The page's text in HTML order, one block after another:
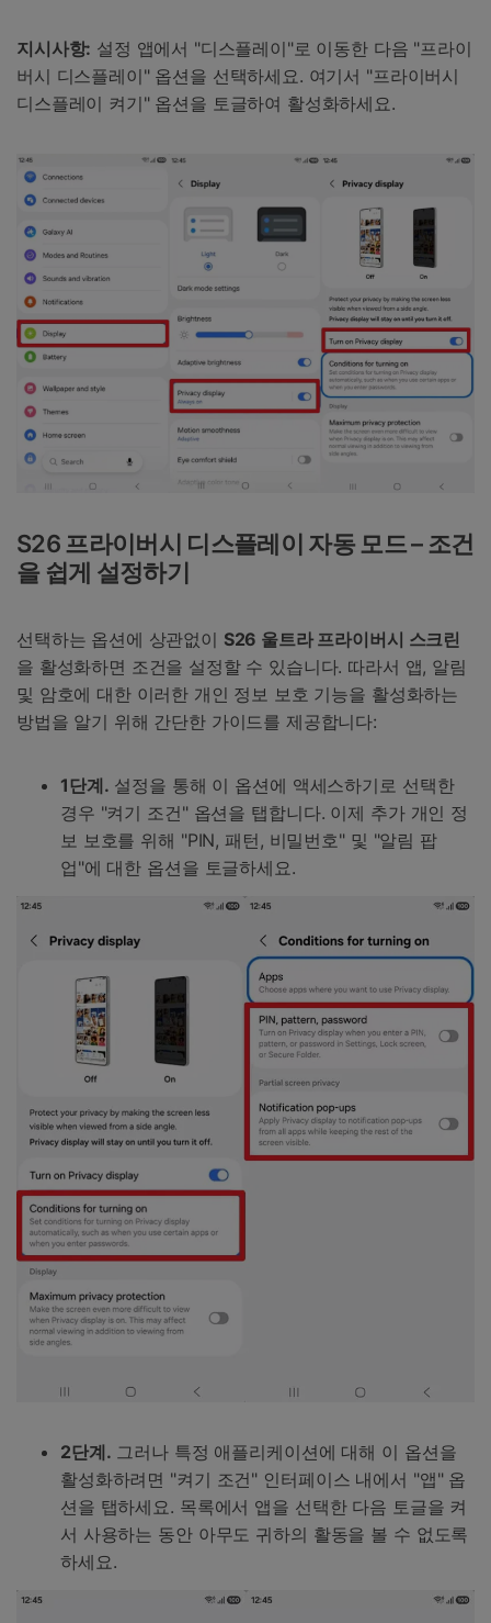
지시사항: 설정 앱에서 "디스플레이"로 이동한 다음 "프라이
버시 디스플레이" 옵션을 선택하세요. 여기서 "프라이버시
디스플레이 켜기" 옵션을 토글하여 활성화하세요.
S26 프라이버시 디스플레이 자동 모드 – 조건
을 쉽게 설정하기
선택하는 옵션에 상관없이 S26 울트라 프라이버시 스크린
을 활성화하면 조건을 설정할 수 있습니다. 따라서 앱, 알림
및 암호에 대한 이러한 개인 정보 보호 기능을 활성화하는
방법을 알기 위해 간단한 가이드를 제공합니다:
1단계. 설정을 통해 이 옵션에 액세스하기로 선택한
경우 "켜기 조건" 옵션을 탭합니다. 이제 추가 개인 정
보 보호를 위해 "PIN, 패턴, 비밀번호" 및 "알림 팝
업"에 대한 옵션을 토글하세요.
2단계. 그러나 특정 애플리케이션에 대해 이 옵션을
활성화하려면 "켜기 조건" 인터페이스 내에서 "앱" 옵
션을 탭하세요. 목록에서 앱을 선택한 다음 토글을 켜
서 사용하는 동안 아무도 귀하의 활동을 볼 수 없도록
하세요.